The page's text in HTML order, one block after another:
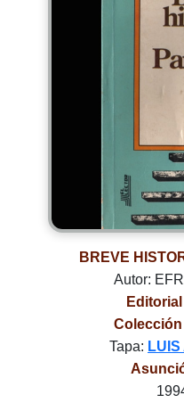
BREVE
Autor:
Colección
Tapa: